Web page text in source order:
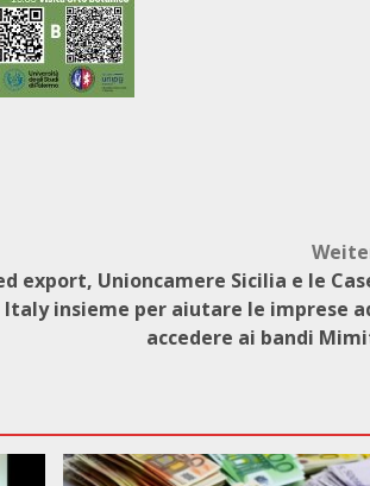
export, Unioncamere Sicilia e le
Italy insieme per aiutare le imprese
accedere ai bandi